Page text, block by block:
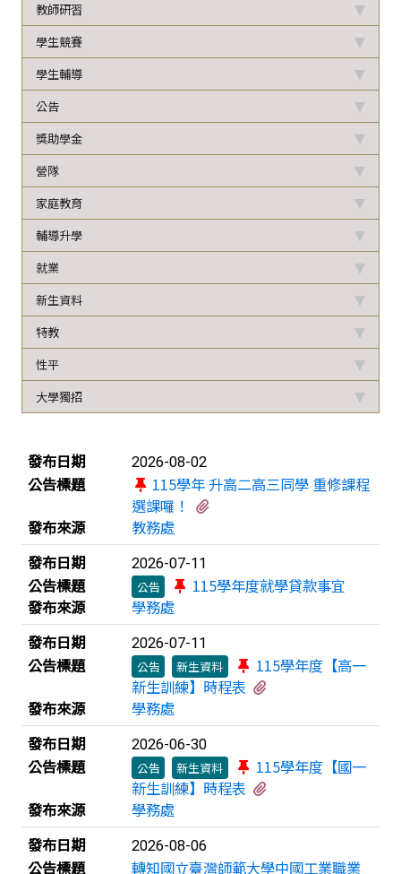
教師研習
學生競賽
學生輔導
公告
獎助學金
營隊
家庭教育
輔導升學
就業
新生資料
特教
性平
大學獨招
新聞列表
發布日期 2026-08-02
公告標題
115學年 升高二高三同學 重修課程
選課囉！
發布來源
教務處
發布日期
2026-07-11
公告標題 公告
115學年度就學貸款事宜
發布來源
學務處
發布日期
2026-07-11
公告標題 公告 新生資料
115學年度【高一
新生訓練】時程表
發布來源
學務處
發布日期
2026-06-30
公告標題 公告 新生資料
115學年度【國一
新生訓練】時程表
發布來源
學務處
發布日期
2026-08-06
公告標題 轉知國立臺灣師範大學中國工業職業